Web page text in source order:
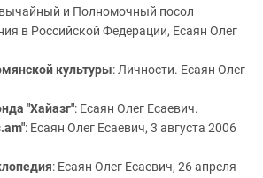
и Полномочный посол
в Российской Федерации, Есаян Олег
культуры: Личности. Есаян Олег
"Хайазг": Есаян Олег Есаевич.
: Есаян Олег Есаевич, 3 августа 2006
: Есаян Олег Есаевич, 26 апреля